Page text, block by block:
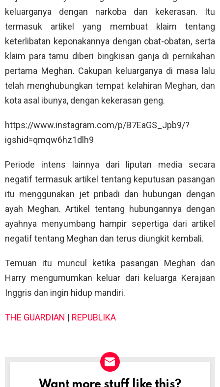
keluarganya dengan narkoba dan kekerasan. Itu
termasuk artikel yang membuat klaim tentang
keterlibatan keponakannya dengan obat-obatan, serta
klaim para tamu diberi bingkisan ganja di pernikahan
pertama Meghan. Cakupan keluarganya di masa lalu
telah menghubungkan tempat kelahiran Meghan, dan
kota asal ibunya, dengan kekerasan geng.
https://www.instagram.com/p/B7EaGS_Jpb9/?
igshid=qmqw6hz1dlh9
Periode intens lainnya dari liputan media secara
negatif termasuk artikel tentang keputusan pasangan
itu menggunakan jet pribadi dan hubungan dengan
ayah Meghan. Artikel tentang hubungannya dengan
ayahnya menyumbang hampir sepertiga dari artikel
negatif tentang Meghan dan terus diungkit kembali.
Temuan itu muncul ketika pasangan Meghan dan
Harry mengumumkan keluar dari keluarga Kerajaan
Inggris dan ingin hidup mandiri.
THE GUARDIAN | REPUBLIKA
NEWSLETTER